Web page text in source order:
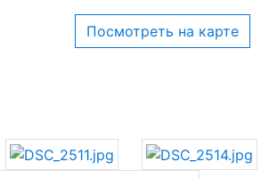
Посмотреть на карте